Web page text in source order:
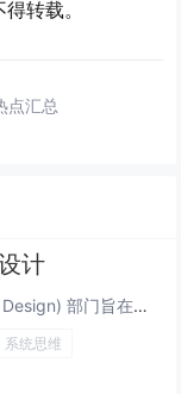
转载。
点汇总
计
软件公司的 EPD (Engineering, Product, and Design) 部门旨在创建优质软件。尽管...
系统思维